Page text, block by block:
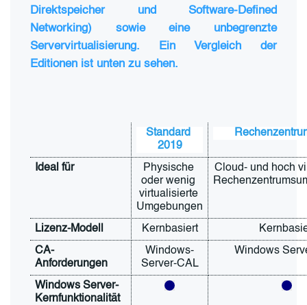
Direktspeicher und Software-Defined
Networking) sowie eine unbegrenzte
Servervirtualisierung. Ein Vergleich der
Editionen ist unten zu sehen.
Standard
2019
Ideal für
Physische
oder wenig
virtualisierte
Umgebungen
Cloud- und hoch
Lizenz-Modell Kernbasiert
CA-
Anforderungen
Windows-
Server-CAL
Windows
Windows Server-
Kernfunktionalität